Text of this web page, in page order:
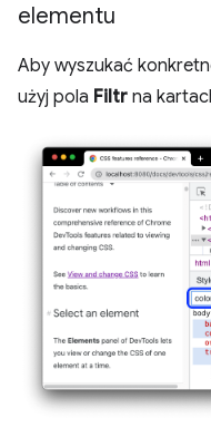
elementu
Aby wyszukać
użyj pola Filtr na